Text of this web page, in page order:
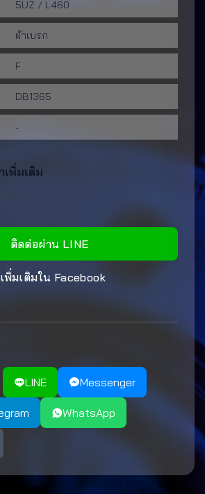
5UZ / L460
ผ้าเบรก
F
DB1365
-
เพิ่มเติม
ติดต่อผ่าน LINE
พิ่มเติมใน Facebook
LINE Messenger
WhatsApp